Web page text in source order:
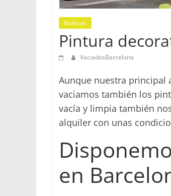
Noticias
Pintura
VaciadosBarcelona
Aunque nuestra principal
vaciamos también los
vacía y limpia también
alquiler con unas
en